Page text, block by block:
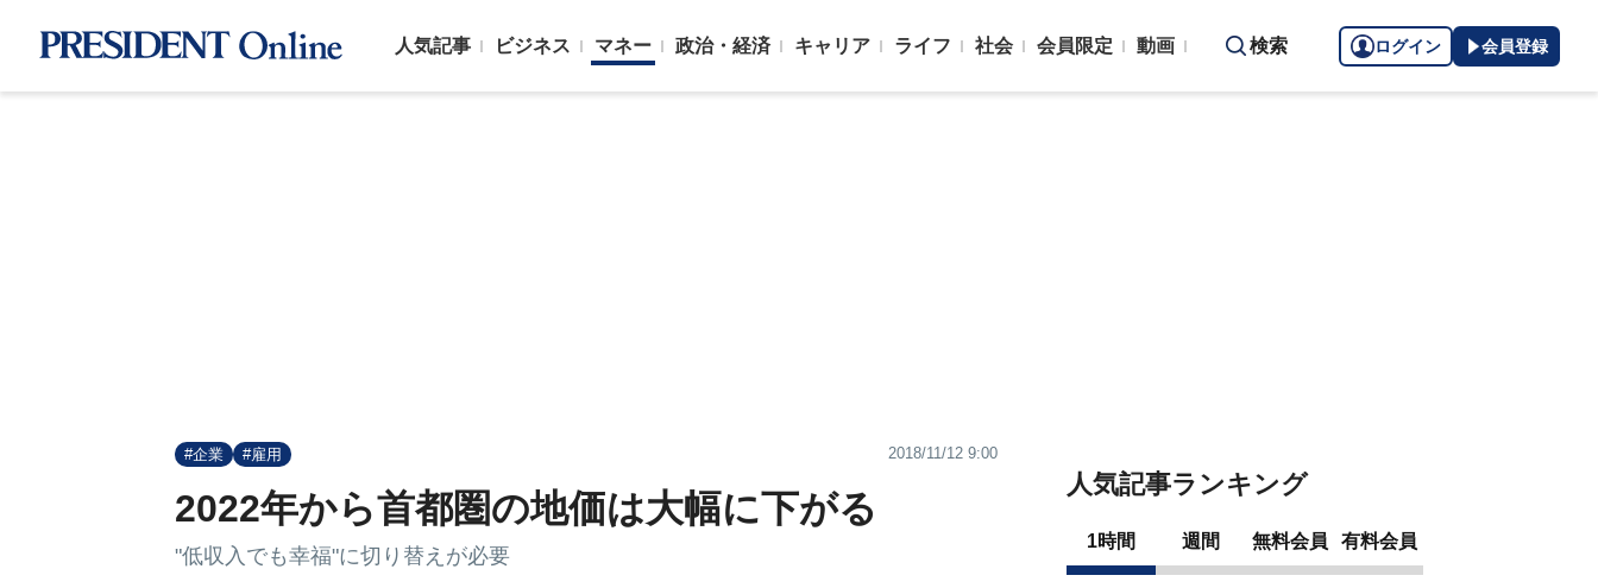
人気記事 ビジネス マネー 政治・経済 キャリア ライフ 社会 会員限定 動画 検索 ログイン 会員登録
#企業 #雇用 2018/11/12 9:00
2022年から首都圏の地価は大幅に下がる
"低収入でも幸福"に切り替えが必要
人気記事ランキング
1時間 週間 無料会員 有料会員